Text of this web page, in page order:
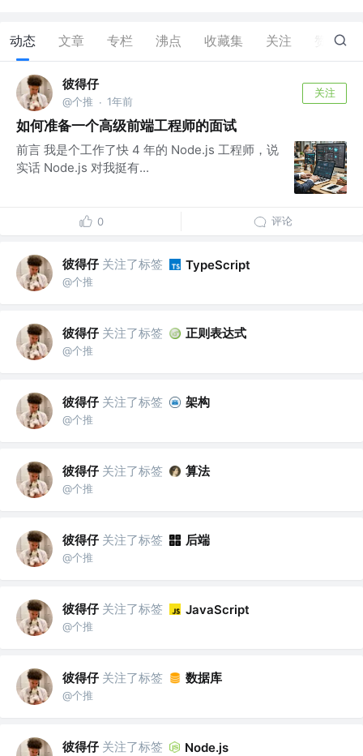
动态 文章 专栏 沸点 收藏集 关注 5
彼得仔
@个推 · 1年前
关注
如何准备一个高级前端工程师的面试
前言 我是个工作了快 4 年的 Node.js 工程师，说
实话 Node.js 对我挺有...
0 评论
彼得仔 关注了标签 TypeScript
@个推
彼得仔 关注了标签 正则表达式
@个推
彼得仔 关注了标签 架构
@个推
彼得仔 关注了标签 算法
@个推
彼得仔 关注了标签 后端
@个推
彼得仔 关注了标签 JavaScript
@个推
彼得仔 关注了标签 数据库
@个推
彼得仔 关注了标签 Node.js